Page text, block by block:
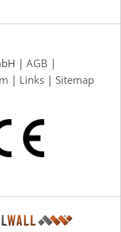
| AGB |
| Links| Sitemap